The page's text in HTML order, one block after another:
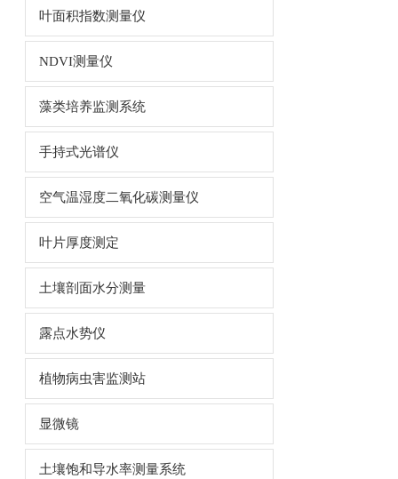
叶面积指数测量仪
NDVI测量仪
藻类培养监测系统
手持式光谱仪
空气温湿度二氧化碳测量仪
叶片厚度测定
土壤剖面水分测量
露点水势仪
植物病虫害监测站
显微镜
土壤饱和导水率测量系统